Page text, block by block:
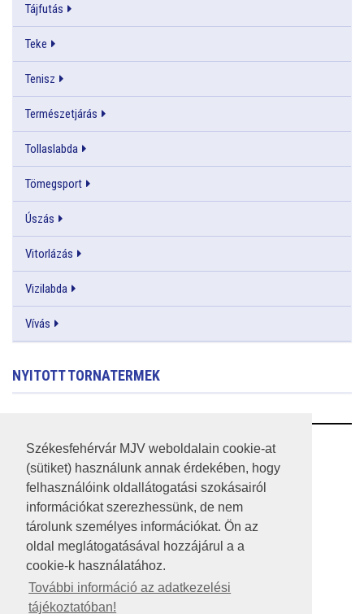
Székesfehérvár MJV weboldalain cookie-at
(sütiket) használunk annak érdekében, hogy
felhasználóink oldallátogatási szokásairól
információkat szerezhessünk, de nem
tárolunk személyes információkat. Ön az
oldal meglátogatásával hozzájárul a a
cookie-k használatához.
További információ az adatkezelési
tájékoztatóban!
Tájfutás
Teke
Tenisz
Természetjárás
Tollaslabda
Tömegsport
Úszás
Vitorlázás
Vizilabda
Vívás
NYITOTT TORNATERMEK
RSS
A HONLAP 2017.03.31-I ÁLLAPOTA
JOGI NYILATKOZAT
IMPRESSZUM
KÖZÉRDEKŰ ADATOK